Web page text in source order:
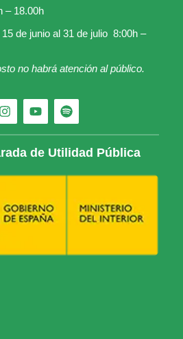
– 18.00h
de junio al 31 de julio 8:00h –
no habrá atención al público.
de Utilidad Pública